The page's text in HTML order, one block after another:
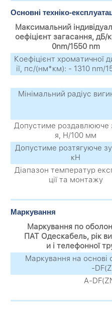
Основні техніко-
Максимальний
оефіцієнт загасання, дБ/
0nm/1550 nm
Коефіцієнт хроматичної
ії, пс/(нм*км): - 1310 nm/
Мінімальний радіус
Допустиме роздавлююче
я, Н/100 мм
Допустиме розтягуюче
кН
Діапазон температур
ції та монтажу
Маркування
Маркування по
ПАТ Одескабель, рік
и і телефонної
Маркування на основі
-
A-